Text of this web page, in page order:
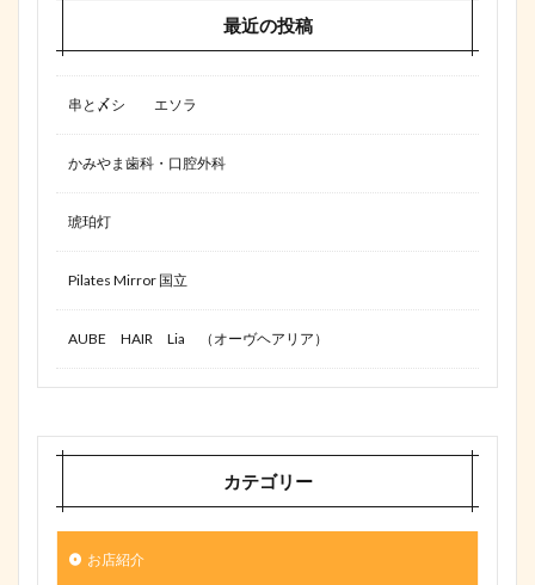
最近の投稿
串と〆シ エソラ
かみやま歯科・口腔外科
琥珀灯
Pilates Mirror 国立
AUBE HAIR Lia （オーヴヘアリア）
カテゴリー
お店紹介